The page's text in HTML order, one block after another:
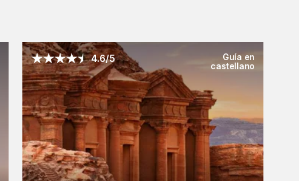
4.6/5
Guía en
castellano